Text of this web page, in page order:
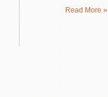
Read More »